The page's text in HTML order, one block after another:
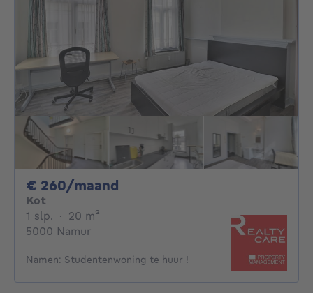
€ 260/maand
Kot
1 slp. 1 slaapkamer
· 20 m²
5000 Namur
Namen: Studentenwoning te huur !